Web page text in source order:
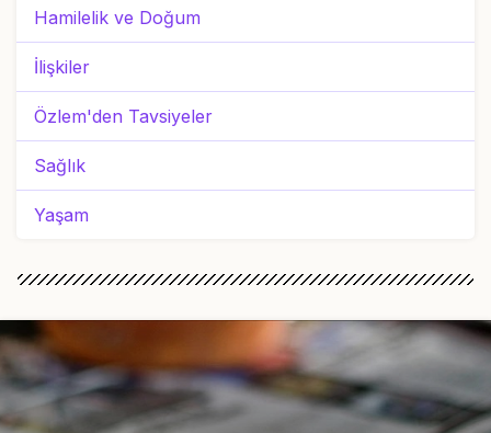
Hamilelik ve Doğum
İlişkiler
Özlem'den Tavsiyeler
Sağlık
Yaşam